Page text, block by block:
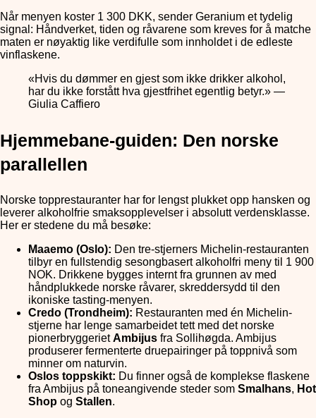
Når menyen koster 1 300 DKK, sender Geranium et tydelig
signal: Håndverket, tiden og råvarene som kreves for å matche
maten er nøyaktig like verdifulle som innholdet i de edleste
vinflaskene.
«Hvis du dømmer en gjest som ikke drikker alkohol,
har du ikke forstått hva gjestfrihet egentlig betyr.» —
Giulia Caffiero
Hjemmebane-guiden: Den norske
parallellen
Norske topprestauranter har for lengst plukket opp hansken og
leverer alkoholfrie smaksopplevelser i absolutt verdensklasse.
Her er stedene du må besøke:
Maaemo (Oslo): Den tre-stjerners Michelin-restauranten
tilbyr en fullstendig sesongbasert alkoholfri meny til 1 900
NOK. Drikkene bygges internt fra grunnen av med
håndplukkede norske råvarer, skreddersydd til den
ikoniske tasting-menyen.
Credo (Trondheim): Restauranten med én Michelin-
stjerne har lenge samarbeidet tett med det norske
pionerbryggerietAmbijus fra Sollihøgda. Ambijus
produserer fermenterte druepairinger på toppnivå som
minner om naturvin.
Oslos toppskikt: Du finner også de komplekse flaskene
fra Ambijus på toneangivende steder som Smalhans, Hot
Shop og Stallen.